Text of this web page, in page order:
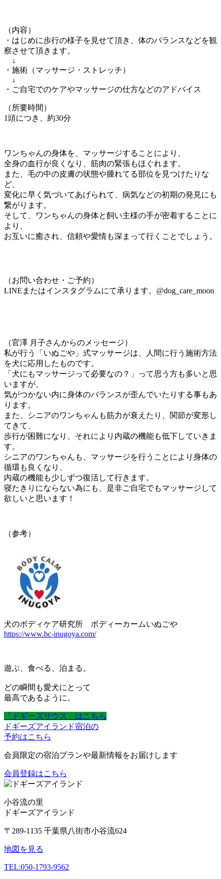
（内容）
・はじめに歩行の様子を見せて頂き、体のバランスなどを観
察させて頂きます。
↓
・施術（マッサージ・ストレッチ）
↓
・ご自宅でのケアやマッサージの仕方などのアドバイス
（所要時間）
1頭につき、約30分
ワンちゃんの身体を、マッサージすることにより、
全身の血行が良くなり、筋肉の緊張もほぐれます。
また、毛の中の皮膚の状態や腫れてる部位を見つけたりな
ど、
変化に早く気づいてあげられて、病気などの初期の発見にも
繋がります。
そして、ワンちゃんの身体と飼い主様の手が密着することに
より、
お互いに癒され、信頼や愛情も深まって行くことでしょう。
（お問い合わせ・ご予約）
LINEまたはインスタグラムにて承ります。@dog_care_moon
（官澤 月子さんからのメッセージ）
私が行う「いぬごや」式マッサージは、人間に行う施術方法
を犬に応用したものです。
「犬にもマッサージって必要なの？」って思う方も多いと思
いますが、
気がつかない内に身体のバランスが歪んでいたりする事もあ
ります。
また、シニアのワンちゃんも筋力が衰えたり、関節が変形し
てきて、
歩行が困難になり、それにより内蔵の機能も低下していきま
す。
シニアのワンちゃんも、マッサージを行うことにより身体の
循環も良くなり、
内蔵の機能も少しずつ復活して行きます。
寝たきりにならない為にも、是非ご自宅でもマッサージして
欲しいと思います！
（参考）
犬のボディケア研究所 ボディーカームいぬごや
https://www.bc-inugoya.com/
遊ぶ、食べる、泊まる。
どの瞬間も愛犬にとって
最高であるように。
「ドギーズサウス」はこちら
ドギーズアイランド宿泊の
予約はこちら
会員限定の宿泊プランや最新情報をお届けします
会員登録はこちら
小谷流の里
ドギーズアイランド
〒289-1135 千葉県八街市小谷流624
地図を見る
TEL:050-1793-9562